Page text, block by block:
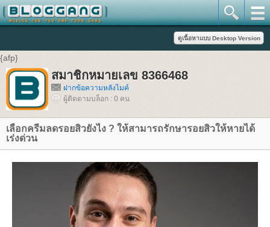
{afp}
สมาชิกหมายเลข 8366468
ฝากข้อความหลังไมค์
ผู้ติดตามบล็อก : 0 คน
เลือกครีมลดรอยสิวยังไง ? ให้สามารถรักษารอยสิวให้หายได้
เร่งด่วน